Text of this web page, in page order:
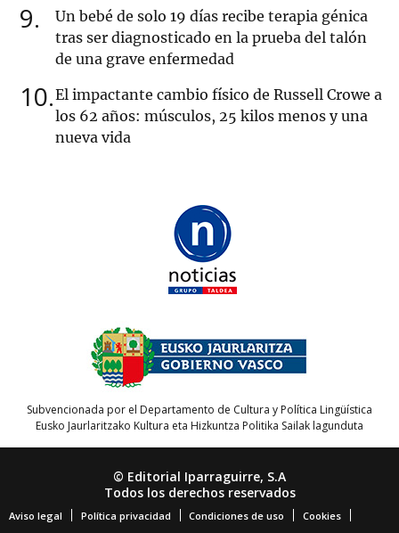
9
Un bebé de solo 19 días recibe terapia génica
tras ser diagnosticado en la prueba del talón
de una grave enfermedad
10 El impactante cambio físico de Russell Crowe a
los 62 años: músculos, 25 kilos menos y una
nueva vida
Subvencionada por el Departamento de Cultura y Política Lingüística
Eusko Jaurlaritzako Kultura eta Hizkuntza Politika Sailak lagunduta
© Editorial Iparraguirre, S.A
Todos los derechos reservados
Aviso legal Política privacidad Condiciones de uso Cookies